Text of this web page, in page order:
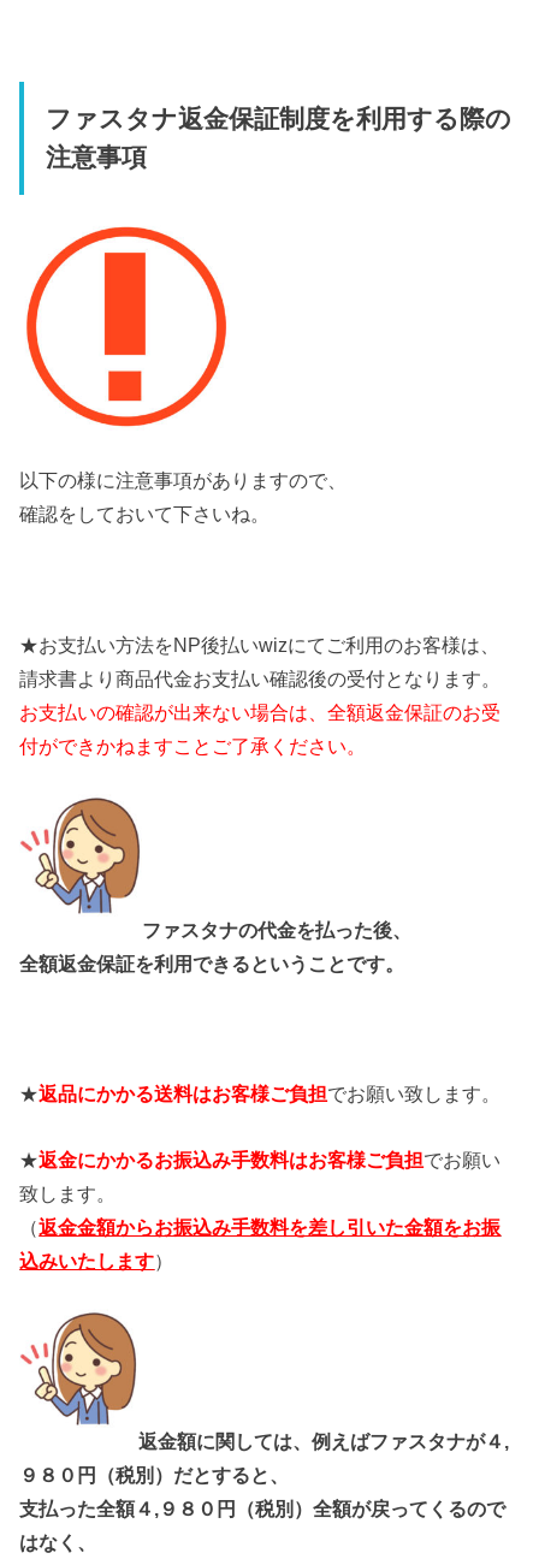
ファスタナ返金保証制度を利用する際の
注意事項
以下の様に注意事項がありますので、
確認をしておいて下さいね。
★お支払い方法をNP後払いwizにてご利用のお客様は、
請求書より商品代金お支払い確認後の受付となります。
お支払いの確認が出来ない場合は、全額返金保証のお受
付ができかねますことご了承ください。
ファスタナの代金を払った後、
全額返金保証を利用できるということです。
★返品にかかる送料はお客様ご負担でお願い致します。
★返金にかかるお振込み手数料はお客様ご負担でお願い
致します。
（返金金額からお振込み手数料を差し引いた金額をお振
込みいたします）
返金額に関しては、例えばファスタナが４,
９８０円（税別）だとすると、
支払った全額４,９８０円（税別）全額が戻ってくるので
はなく、